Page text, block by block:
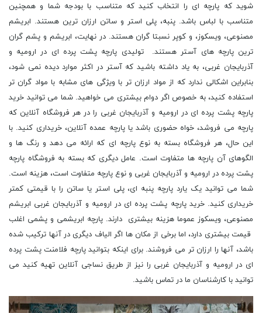
شوید که پارچه ای را انتخاب کنید که متناسب با بودجه شما و همچنین
متناسب با لباس باشد. پنبه، پلی استر و ساتن ارزان ترین هستند. ابریشم
مصنوعی، ویسکوز، و کوپر نسبتا گران هستند. در نهایت، ابریشم و پشم گران
ترین پارچه های آستر هستند. تولیدی پارچه پشت پرده ای در ارومیه و
آذربایجان غربی، به یاد داشته باشید که آستر در اکثر موارد دیده نمی شود،
بنابراین اشکالی ندارد که از مواد ارزان تر با ویژگی های مشابه با مواد گران تر
استفاده کنید، به خصوص اگر دوام بیشتری می خواهید. شما می توانید خرید
پارچه پشت پرده ای در ارومیه و آذربایجان غربی را در هر فروشگاه آنلاین که
پارچه می فروشد، خواه حضوری باشد یا پارچه عمده آنلاین، خریداری کنید. با
این حال، هر فروشگاه بسته به نوع پارچه ای که ارائه می دهد و رنگ ها و
الگوهای آن پارچه ها متفاوت است. عامل دیگری که بسته به فروشگاه پارچه
پشت پرده در ارومیه و آذربایجان غربی و نوع پارچه متفاوت است، هزینه است.
شما می توانید یک یارد پارچه پنبه ای، پلی استر یا ساتن را با قیمتی کمتر
خریداری کنید. خرید پارچه پشت پرده ای در ارومیه و آذربایجان غربی ابریشم
مصنوعی، ویسکوز عموما هزینه بیشتری دارند. پارچه ابریشمی و پشمی اغلب
قیمت بیشتری دارد، اما برخی از مکان ها اگر الیاف دیگری در آنها ترکیب شده
باشد، آنها را ارزان تر می فروشند. برای اینکه بتوانید پارچه فلامنت پشت پرده
ای در ارومیه و آذربایجان غربی را نیز از طریق نساجی آنلاین تهیه کنید می
توانید با کارشناسان ما در تماس باشید.